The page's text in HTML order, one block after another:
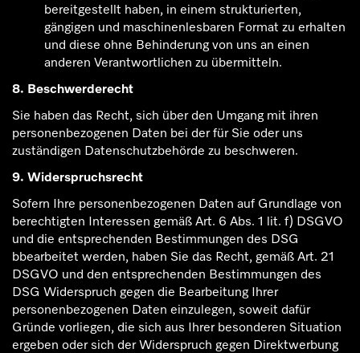
bereitgestellt haben, in einem strukturierten,
gängigen und maschinenlesbaren Format zu erhalten
und diese ohne Behinderung von uns an einen
anderen Verantwortlichen zu übermitteln.
8. Beschwerderecht
Sie haben das Recht, sich über den Umgang mit ihren
personenbezogenen Daten bei der für Sie oder uns
zuständigen Datenschutzbehörde zu beschweren.
9. Widerspruchsrecht
Sofern Ihre personenbezogenen Daten auf Grundlage von
berechtigten Interessen gemäß Art. 6 Abs. 1 lit. f) DSGVO
und die entsprechenden Bestimmungen des DSG
bbearbeitet werden, haben Sie das Recht, gemäß Art. 21
DSGVO und den entsprechenden Bestimmungen des
DSG Widerspruch gegen die Bearbeitung Ihrer
personenbezogenen Daten einzulegen, soweit dafür
Gründe vorliegen, die sich aus Ihrer besonderen Situation
ergeben oder sich der Widerspruch gegen Direktwerbung